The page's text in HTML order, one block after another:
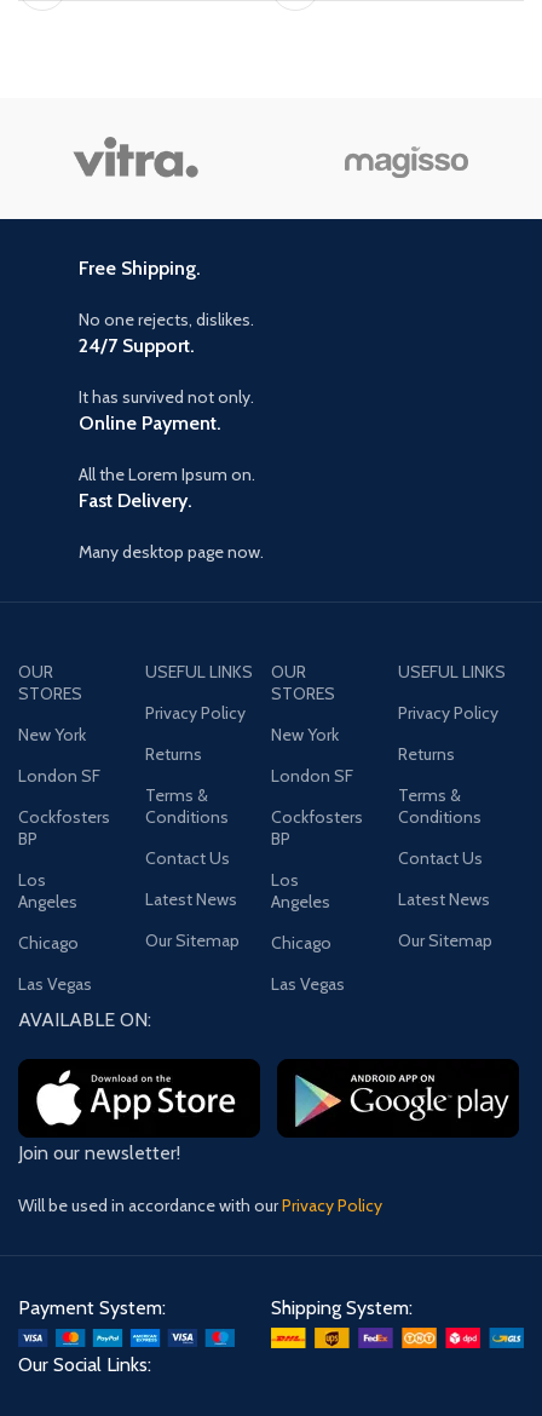
Free Shipping.
No one rejects, dislikes.
24/7 Support.
It has survived not only.
Online Payment.
All the Lorem Ipsum on.
Fast Delivery.
Many desktop page now.
OUR
STORES
New York
London SF
Cockfosters
BP
Los
Angeles
Chicago
Las Vegas
USEFUL LINKS
Privacy Policy
Returns
Terms &
Conditions
Contact Us
Latest News
Our Sitemap
OUR
STORES
New York
London SF
Cockfosters
BP
Los
Angeles
Chicago
Las Vegas
USEFUL LINKS
Privacy Policy
Returns
Terms &
Conditions
Contact Us
Latest News
Our Sitemap
AVAILABLE ON:
Join our newsletter!
Will be used in accordance with ourPrivacy Policy
Payment System: Shipping System:
Our Social Links: